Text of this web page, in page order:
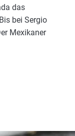
das
bei Sergio
Mexikaner